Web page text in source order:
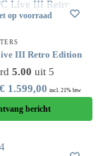
op voorraad
III Retro Edition
5.00 uit 5
€1.599,00 incl. 21% btw
bericht